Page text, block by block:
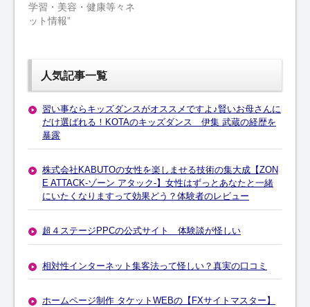
学習・美容・健康等々ネ
ット情報”
人気記事一覧
習い事ならキッズダンスがオススメですよ♪賢いお母さんに
だけ選ばれる！KOTAのキッズダンス 伊集 武蔵の経歴を
暴露
株式会社KABUTOの女性を楽しませる技術の集大成【ZON
E ATTACK-ゾーン アタック-】女性はずっとあなたと一緒
にいたくなりますって効果どう？体験者のレビュー
超４ステージPPCの公式サイト 体験談が怪しい
相対性インターネット集客法って怪しい？真実の口コミ
ホームページ制作 タケットWEBの【FXサイトマスター】